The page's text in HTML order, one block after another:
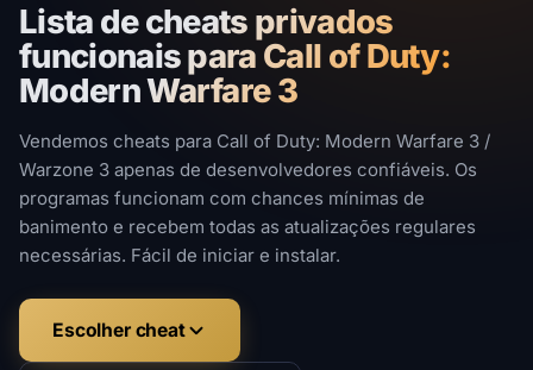
Lista de cheats privados
funcionais para Call of Duty:
Modern Warfare 3
Vendemos cheats para Call of Duty: Modern Warfare 3 /
Warzone 3 apenas de desenvolvedores confiáveis. Os
programas funcionam com chances mínimas de
banimento e recebem todas as atualizações regulares
necessárias. Fácil de iniciar e instalar.
Escolher cheat